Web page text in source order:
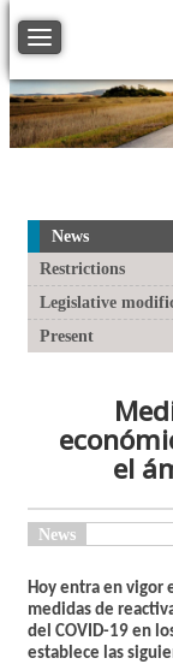
Toggle navigation
News
Restrictions
Legislative
Present
el
News
Hoy entra en vigor
medidas de
del COVID-19 en
establece las